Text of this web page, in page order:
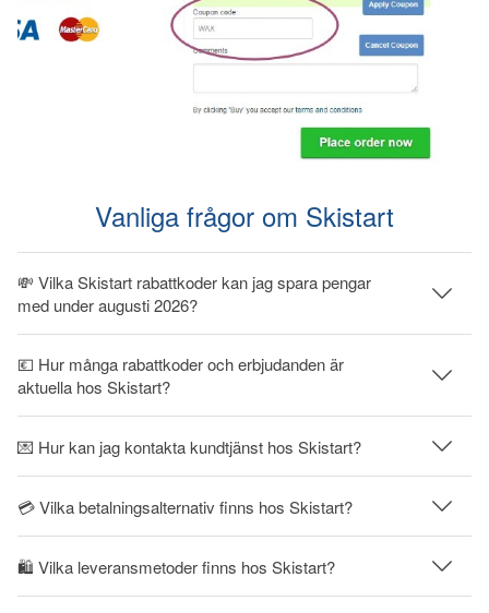
Vanliga frågor om Skistart
💸 Vilka Skistart rabattkoder kan jag spara pengar
med under augusti 2026?
💶 Hur många rabattkoder och erbjudanden är
aktuella hos Skistart?
💌 Hur kan jag kontakta kundtjänst hos Skistart?
💳 Vilka betalningsalternativ finns hos Skistart?
🛍 Vilka leveransmetoder finns hos Skistart?